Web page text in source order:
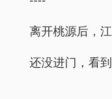
离开桃源后，江
还没进门，看